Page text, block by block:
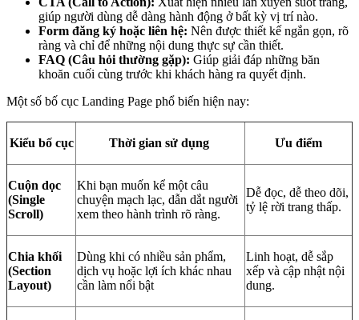
giúp người dùng dễ dàng hành động ở bất kỳ vị trí nào.
Form đăng ký hoặc liên hệ: Nên được thiết kế ngắn gọn, rõ
ràng và chỉ để những nội dung thực sự cần thiết.
FAQ (Câu hỏi thường gặp): Giúp giải đáp những băn
khoăn cuối cùng trước khi khách hàng ra quyết định.
Một số bố cục Landing Page phổ biến hiện nay:
Kiểu bố cục Thời gian sử dụng Ưu điểm
Cuộn dọc
(Single
Scroll)
Khi bạn muốn kể một câu
chuyện mạch lạc, dẫn dắt người
xem theo hành trình rõ ràng.
Dễ đọc, dễ theo dõi,
tỷ lệ rời trang thấp.
Chia khối
(Section
Layout)
Dùng khi có nhiều sản phẩm,
dịch vụ hoặc lợi ích khác nhau
cần làm nổi bật
Linh hoạt, dễ sắp
xếp và cập nhật nội
dung.